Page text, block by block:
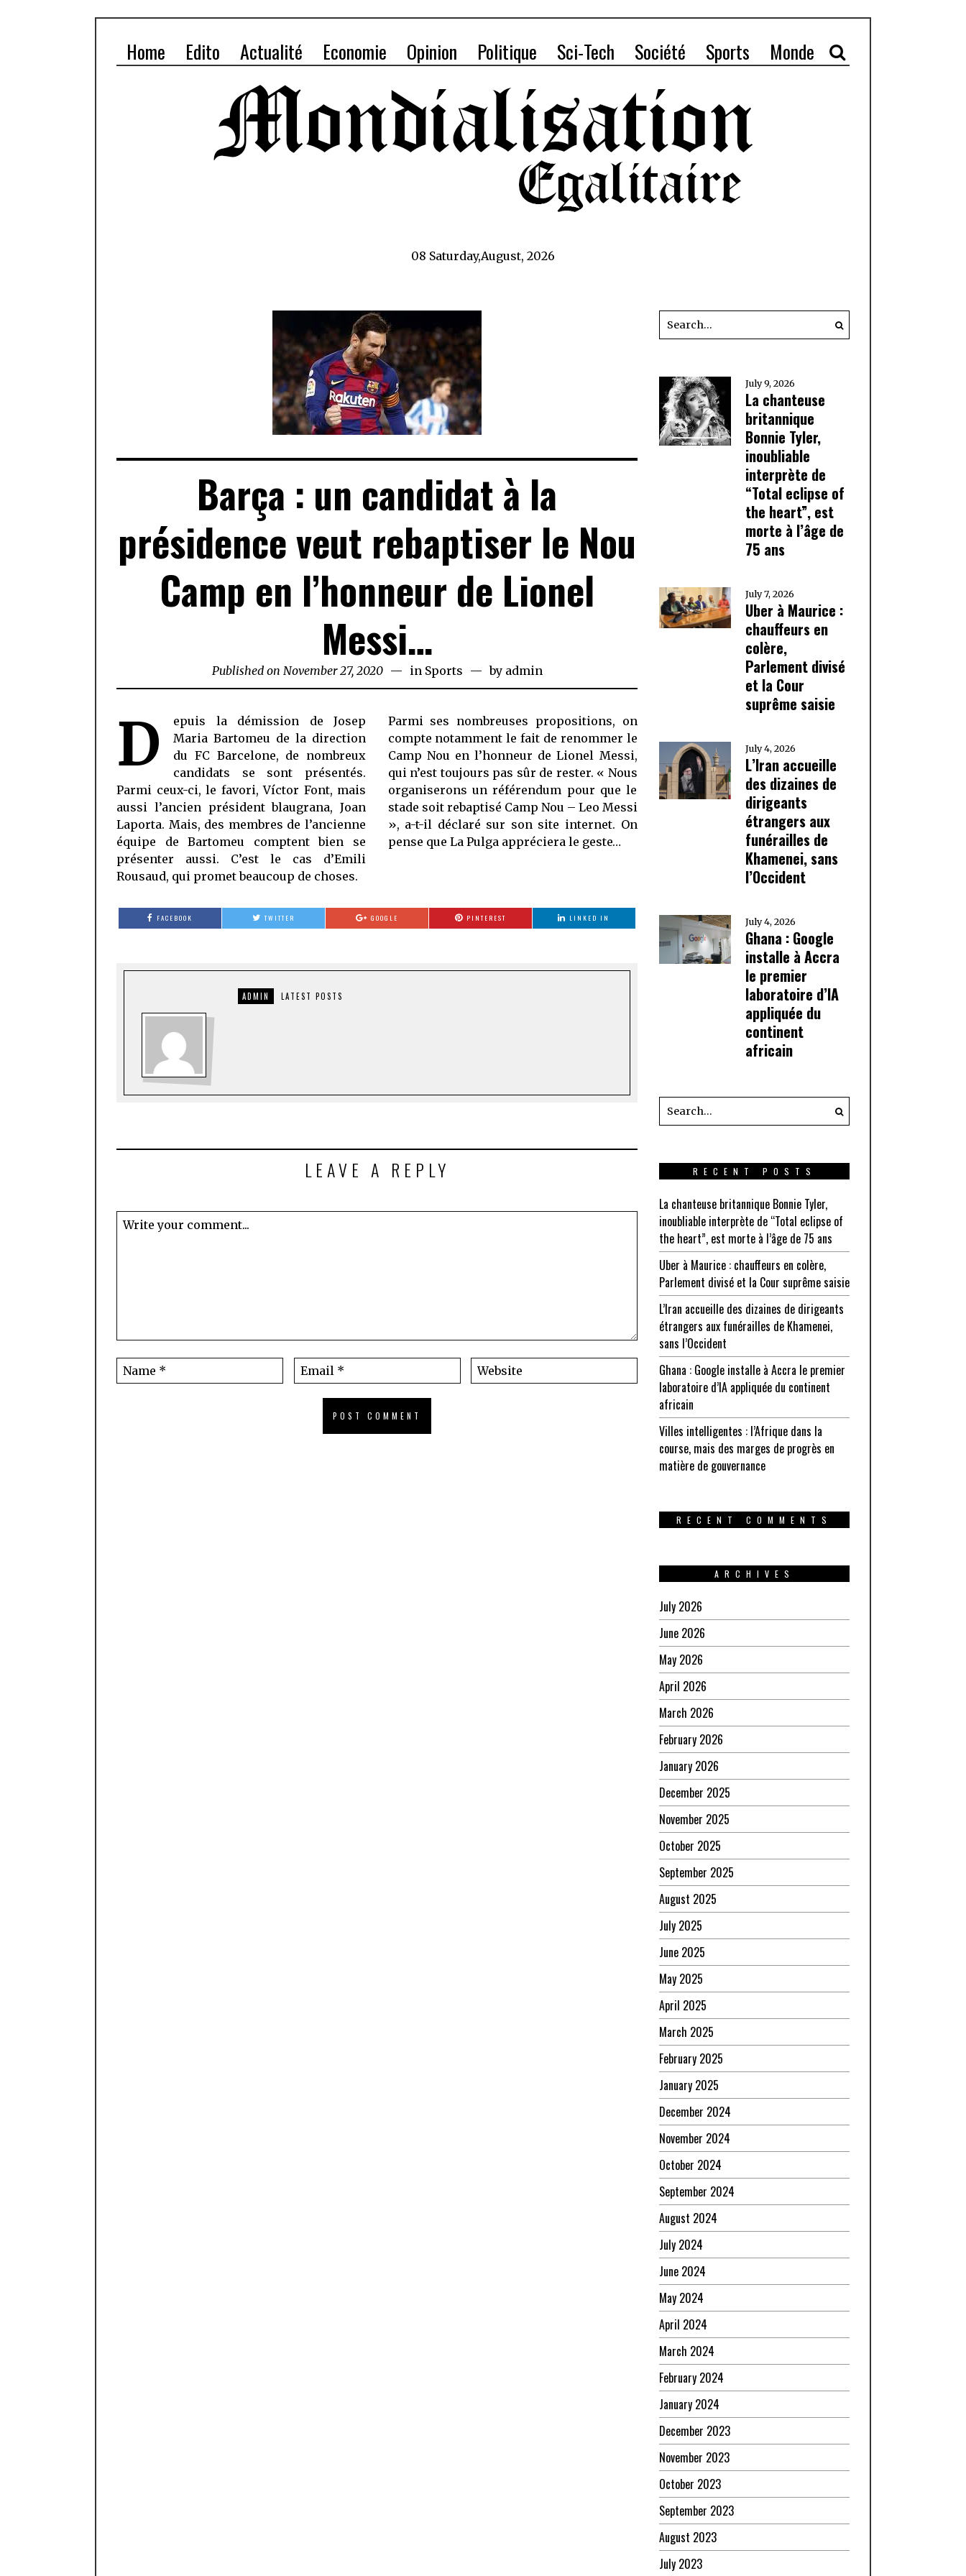
Home Edito Actualité Economie Opinion Politique Sci-Tech Société Sports Monde
08 Saturday,August, 2026
Barça : un candidat à la
présidence veut rebaptiser le Nou
Camp en l’honneur de Lionel
Messi…
Published on November 27, 2020November
27,
in Sports by admin
D
epuis la démission de Josep
Maria Bartomeu de la direction
du FC Barcelone, de nombreux
candidats se sont présentés.
Parmi ceux-ci, le favori, Víctor Font, mais
aussi l’ancien président blaugrana, Joan
Laporta. Mais, des membres de l’ancienne
équipe de Bartomeu comptent bien se
présenter aussi. C’est le cas d’Emili
Rousaud, qui promet beaucoup de choses.
Parmi ses nombreuses propositions, on
compte notamment le fait de renommer le
Camp Nou en l’honneur de Lionel Messi,
qui n’est toujours pas sûr de rester. « Nous
organiserons un référendum pour que le
stade soit rebaptisé Camp Nou – Leo Messi
», a-t-il déclaré sur son site internet. On
pense que La Pulga appréciera le geste…
FACEBOOK TWITTER GOOGLE PINTEREST LINKED IN
ADMIN LATEST POSTS
LEAVE A REPLY
July 9, 2026
La chanteuse
britannique
Bonnie Tyler,
inoubliable
interprète de
“Total eclipse of
the heart”, est
morte à l’âge de
75 ans
July 7, 2026
Uber à Maurice :
chauffeurs en
colère,
Parlement divisé
et la Cour
suprême saisie
July 4, 2026
L’Iran accueille
des dizaines de
dirigeants
étrangers aux
funérailles de
Khamenei, sans
l’Occident
July 4, 2026
Ghana : Google
installe à Accra
le premier
laboratoire d’IA
appliquée du
continent
africain
RECENT POSTS
La chanteuse britannique Bonnie Tyler,
inoubliable interprète de “Total eclipse of
the heart”, est morte à l’âge de 75 ans
Uber à Maurice : chauffeurs en colère,
Parlement divisé et la Cour suprême saisie
L’Iran accueille des dizaines de dirigeants
étrangers aux funérailles de Khamenei,
sans l’Occident
Ghana : Google installe à Accra le premier
laboratoire d’IA appliquée du continent
africain
Villes intelligentes : l’Afrique dans la
course, mais des marges de progrès en
matière de gouvernance
RECENT COMMENTS
ARCHIVES
July 2026
June 2026
May 2026
April 2026
March 2026
February 2026
January 2026
December 2025
November 2025
October 2025
September 2025
August 2025
July 2025
June 2025
May 2025
April 2025
March 2025
February 2025
January 2025
December 2024
November 2024
October 2024
September 2024
August 2024
July 2024
June 2024
May 2024
April 2024
March 2024
February 2024
January 2024
December 2023
November 2023
October 2023
September 2023
August 2023
July 2023